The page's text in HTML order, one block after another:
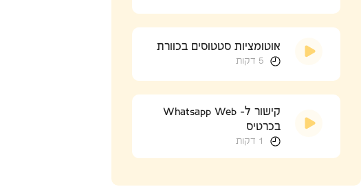
אוטומציות סטטוסים בכוורת
5 דקות
קישור ל- Whatsapp Web
בכרטיס
1 דקות